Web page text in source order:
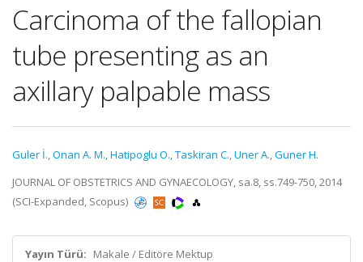
Carcinoma of the fallopian
tube presenting as an
axillary palpable mass
Guler İ.,Onan A. M.,Hatipoglu O.,Taskiran C.,Uner A.,Guner H.
JOURNAL OF OBSTETRICS AND GYNAECOLOGY, sa.8, ss.749-750, 2014
(SCI-Expanded, Scopus)
Yayın Türü: Makale / Editöre Mektup